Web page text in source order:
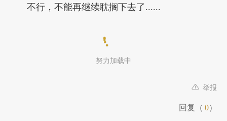
不行，不能再继续耽搁下去了......
努力加载中
举报
回复（ 0）